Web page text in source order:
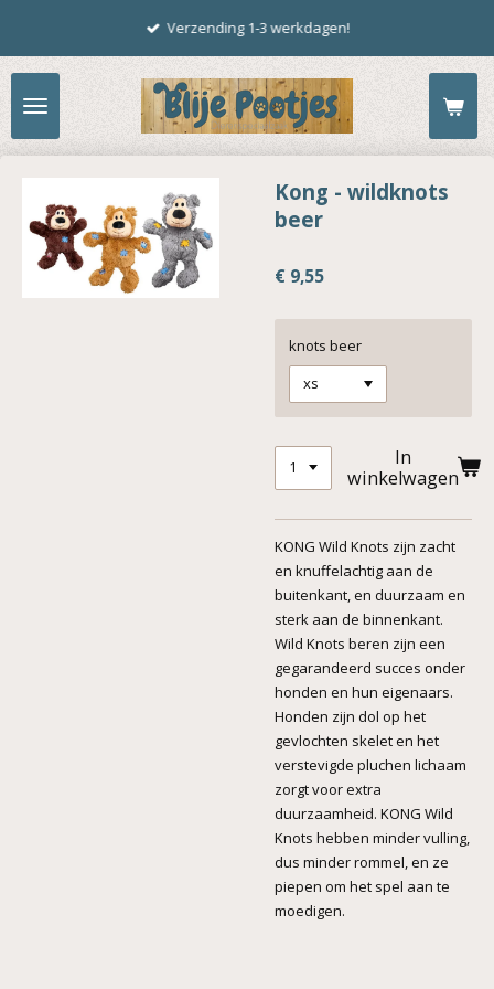
naar
de
hoofdinhoud
Verzending 1-3 werkdagen!
Kong - wildknots
beer
€ 9,55
knots beer
In
winkelwagen
KONG Wild Knots zijn zacht
en knuffelachtig aan de
buitenkant, en duurzaam en
sterk aan de binnenkant.
Wild Knots beren zijn een
gegarandeerd succes onder
honden en hun eigenaars.
Honden zijn dol op het
gevlochten skelet en het
verstevigde pluchen lichaam
zorgt voor extra
duurzaamheid. KONG Wild
Knots hebben minder vulling,
dus minder rommel, en ze
piepen om het spel aan te
moedigen.